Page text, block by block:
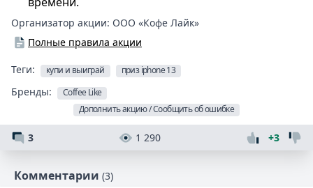
Организатор акции: ООО «Кофе Лайк»
Полные правила акции
Теги: купи и выиграй приз iphone 13
Бренды:
Coffee Like
Дополнить акцию / Сообщить об ошибке
3 1 290 +3
Комментарии (3)